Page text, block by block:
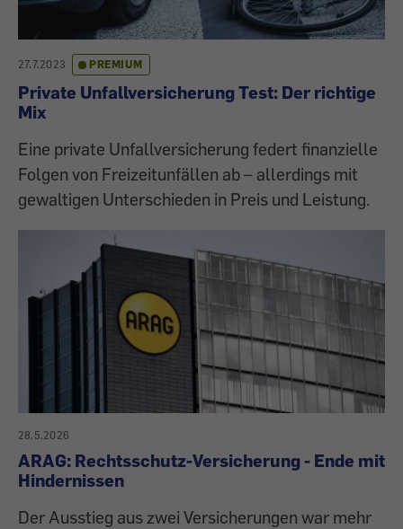
27.7.2023 PREMIUM
Private Unfallversicherung Test: Der richtige
Mix
Eine private Unfallversicherung federt finanzielle
Folgen von Freizeitunfällen ab – allerdings mit
gewaltigen Unterschieden in Preis und Leistung.
28.5.2026
ARAG: Rechtsschutz-Versicherung - Ende mit
Hindernissen
Der Ausstieg aus zwei Versicherungen war mehr